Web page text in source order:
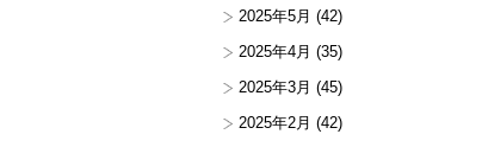
2025年5月 (42)
2025年4月 (35)
2025年3月 (45)
2025年2月 (42)